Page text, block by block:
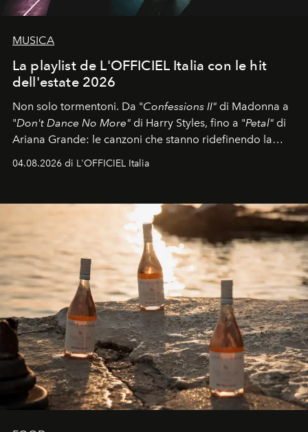
MUSICA
La playlist de L'OFFICIEL Italia con le hit
dell'estate 2026
Non solo tormentoni. Da "Confessions II" di Madonna a
"Don't Dance No More" di Harry Styles, fino a "Petal" di
Ariana Grande: le canzoni che stanno ridefinendo la
colonna sonora della stagione.
04.08.2026 di L'OFFICIEL Italia